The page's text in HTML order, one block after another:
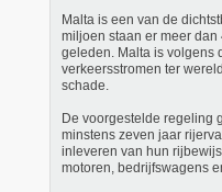
Malta is een van de
miljoen staan ​​er meer dan
geleden. Malta is volgens
verkeersstromen ter
schade.
De voorgestelde regeling
minstens zeven jaar
inleveren van hun
motoren, bedrijfswagens